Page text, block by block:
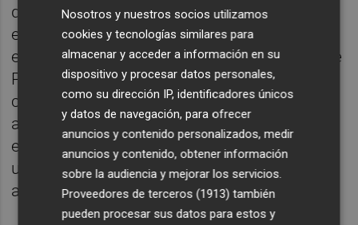
que está siendo la más exitosa de la historia
en cuanto a asistencia de público. Por ello
entrevistamos al director general de Alicante
Puerto de Salida, Rufino Selva, que repasa el
crecimiento de la regata en la ciudad
alicantina desde 2008, año en que se
establecieron aquí. Luis Faguás nos relata
un bombazo en el windsurf para arrancar el
año.
Nosotros y nuestros socios utilizamos
cookies y tecnologías similares para
almacenar y acceder a información en su
dispositivo y procesar datos personales,
como su dirección IP, identificadores únicos
y datos de navegación, para ofrecer
anuncios y contenido personalizados, medir
anuncios y contenido, obtener información
sobre la audiencia y mejorar los servicios.
Proveedores de terceros (1913) también
pueden procesar sus datos para estos y